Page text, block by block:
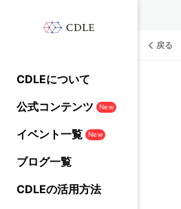
CDLEについて
公式コンテンツ
New
イベント一覧 New
ブログ一覧
CDLEの活用方法
戻る